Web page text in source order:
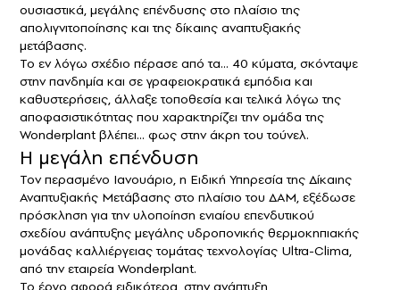
ουσιαστικά, μεγάλης επένδυσης στο πλαίσιο της
απολιγνιτοποίησης και της δίκαιης αναπτυξιακής
μετάβασης.
Το εν λόγω σχέδιο πέρασε από τα… 40 κύματα, σκόνταψε
στην πανδημία και σε γραφειοκρατικά εμπόδια και
καθυστερήσεις, άλλαξε τοποθεσία και τελικά λόγω της
αποφασιστικότητας που χαρακτηρίζει την ομάδα της
Wonderplant βλέπει… φως στην άκρη του τούνελ.
Η μεγάλη επένδυση
Τον περασμένο Ιανουάριο, η Ειδική Υπηρεσία της Δίκαιης
Αναπτυξιακής Μετάβασης στο πλαίσιο του ΔΑΜ, εξέδωσε
πρόσκληση για την υλοποίηση ενιαίου επενδυτικού
σχεδίου ανάπτυξης μεγάλης υδροπονικής θερμοκηπιακής
μονάδας καλλιέργειας τομάτας τεχνολογίας Ultra-Clima,
από την εταιρεία Wonderplant.
Το έργο αφορά ειδικότερα, στην ανάπτυξη